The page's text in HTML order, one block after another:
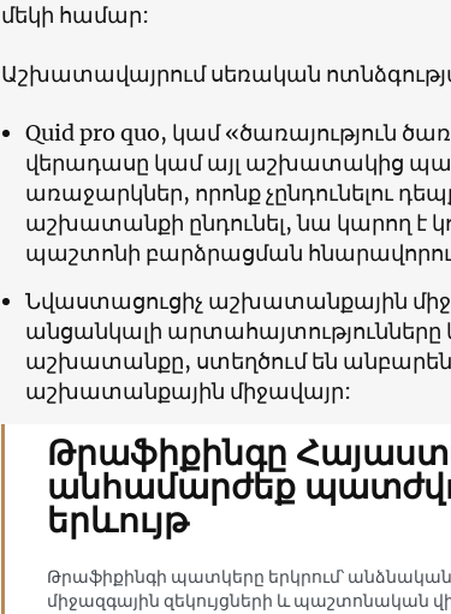
մեկի համար:
Աշխատավայրում սեռական
Quid pro quo, կամ «ծառայություն
վերադասը կամ այլ աշխատակից
առաջարկներ, որոնք չընդունելու
աշխատանքի ընդունել, նա կարող է
պաշտոնի բարձրացման
Նվաստացուցիչ աշխատանքային
անցանկալի
աշխատանքը, ստեղծում են
աշխատանքային միջավայր:
Թրաֆիքինգը
անհամարժեք
երևույթ
Թրաֆիքինգի պատկերը երկրում՝
միջազգային զեկույցների և պաշտոնական